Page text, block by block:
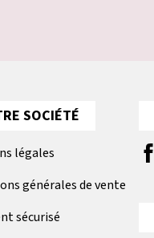
SOCIÉTÉ
légales
générales de vente
sécurisé